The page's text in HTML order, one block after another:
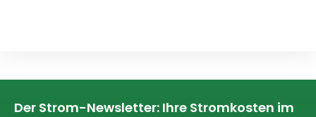
Der Strom-Newsletter: Ihre Stromkosten im